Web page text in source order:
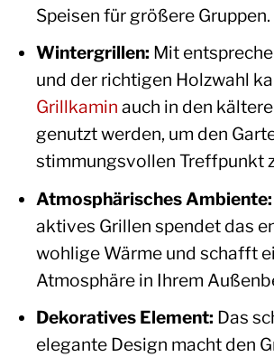
Speisen für größere Gruppen.
Wintergrillen: Mit
und der richtigen Holzwahl
Grillkamin auch in den
genutzt werden, um den
stimmungsvollen Treffpunkt
Atmosphärisches Ambiente:
aktives Grillen spendet das
wohlige Wärme und schafft
Atmosphäre in Ihrem
Dekoratives Element: Das
elegante Design macht den